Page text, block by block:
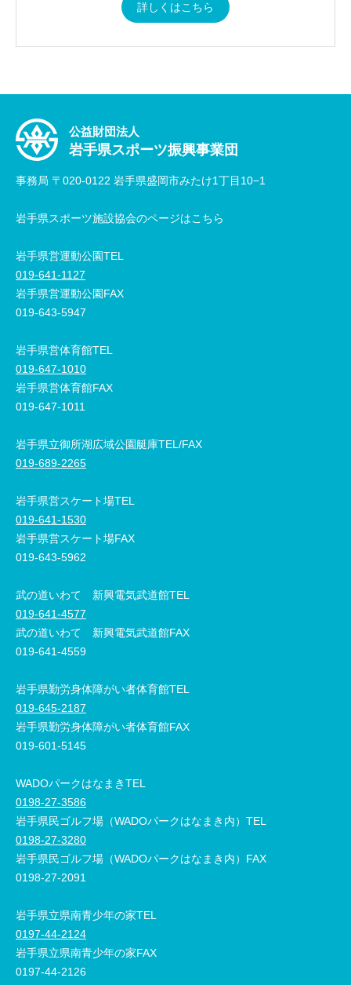
詳しくはこちら
公益財団法人
岩手県スポーツ振興事業団
事務局 〒020-0122 岩手県盛岡市みたけ1丁目10−1
岩手県スポーツ施設協会のページはこちら
岩手県営運動公園TEL
019-641-1127
岩手県営運動公園FAX
019-643-5947
岩手県営体育館TEL
019-647-1010
岩手県営体育館FAX
019-647-1011
岩手県立御所湖広域公園艇庫TEL/FAX
019-689-2265
岩手県営スケート場TEL
019-641-1530
岩手県営スケート場FAX
019-643-5962
武の道いわて 新興電気武道館TEL
019-641-4577
武の道いわて 新興電気武道館FAX
019-641-4559
岩手県勤労身体障がい者体育館TEL
019-645-2187
岩手県勤労身体障がい者体育館FAX
019-601-5145
WADOパークはなまきTEL
0198-27-3586
岩手県民ゴルフ場（WADOパークはなまき内）TEL
0198-27-3280
岩手県民ゴルフ場（WADOパークはなまき内）FAX
0198-27-2091
岩手県立県南青少年の家TEL
0197-44-2124
岩手県立県南青少年の家FAX
0197-44-2126